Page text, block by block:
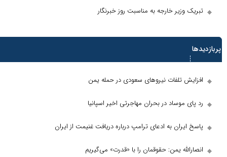
خارجه به مناسبت روز خبرنگار
نیرو‌های سعودی در حمله یمن
در بحران مهاجرتی اخیر اسپانیا
به ادعای ترامپ درباره دریافت غنیمت از ایران
یمن: حقوقمان را با «قدرت» می‌گیریم